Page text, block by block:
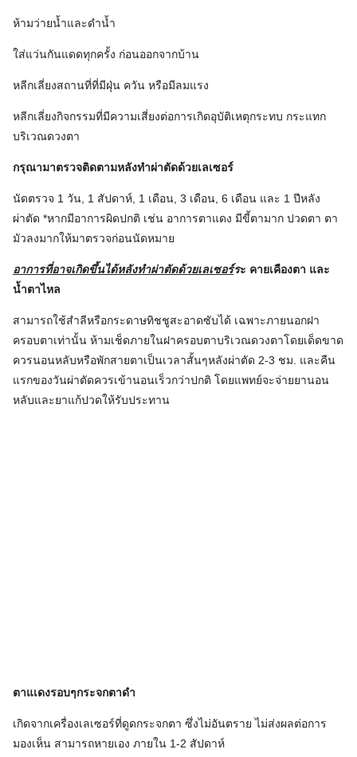
ห้ามว่ายน้ำและดำน้ำ
ใส่แว่นกันแดดทุกครั้ง ก่อนออกจากบ้าน
หลีกเลี่ยงสถานที่ที่มีฝุ่น ควัน หรือมีลมแรง
หลีกเลี่ยงกิจกรรมที่มีความเสี่ยงต่อการเกิดอุบัติเหตุกระทบ กระแทก
บริเวณดวงตา
กรุณามาตรวจติดตามหลังทำผ่าตัดด้วยเลเซอร์
นัดตรวจ 1 วัน, 1 สัปดาห์, 1 เดือน, 3 เดือน, 6 เดือน และ 1 ปีหลัง
ผ่าตัด *หากมีอาการผิดปกติ เช่น อาการตาแดง มีขี้ตามาก ปวดตา ตา
มัวลงมากให้มาตรวจก่อนนัดหมาย
อาการที่อาจเกิดขึ้นได้หลังทำผ่าตัดด้วยเลเซอร์ระ คายเคืองตา และ
น้ำตาไหล
สามารถใช้สำลีหรือกระดาษทิชชูสะอาดซับได้ เฉพาะภายนอกฝา
ครอบตาเท่านั้น ห้ามเช็ดภายในฝาครอบตาบริเวณดวงตาโดยเด็ดขาด
ควรนอนหลับหรือพักสายตาเป็นเวลาสั้นๆหลังผ่าตัด 2-3 ชม. และคืน
แรกของวันผ่าตัดควรเข้านอนเร็วกว่าปกติ โดยแพทย์จะจ่ายยานอน
หลับและยาแก้ปวดให้รับประทาน
ตาแเดงรอบๆกระจกตาดำ
เกิดจากเครื่องเลเซอร์ที่ดูดกระจกตา ซึ่งไม่อันตราย ไม่ส่งผลต่อการ
มองเห็น สามารถหายเอง ภายใน 1-2 สัปดาห์